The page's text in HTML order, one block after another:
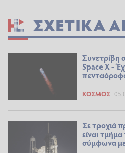
ΣΧΕΤΙΚΆ
Συνετρίβη
Space X -
ΚΌΣΜΟΣ
Σε τροχιά
είναι
σύμφωνα